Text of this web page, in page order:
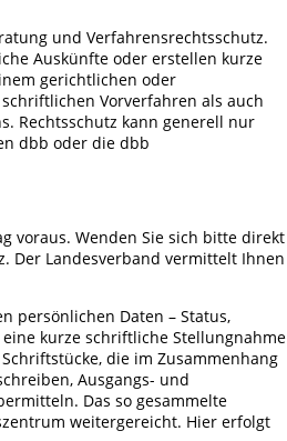
und Verfahrensrechtsschutz.
Auskünfte oder erstellen kurze
gerichtlichen oder
Vorverfahren als auch
Rechtsschutz kann generell nur
dbb oder die dbb
voraus. Wenden Sie sich bitte direkt
Der Landesverband vermittelt Ihnen
persönlichen Daten – Status,
kurze schriftliche Stellungnahme
die im Zusammenhang
Ausgangs- und
Das so gesammelte
weitergereicht. Hier erfolgt